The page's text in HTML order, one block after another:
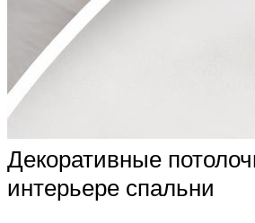
Декоративные
интерьере спальни